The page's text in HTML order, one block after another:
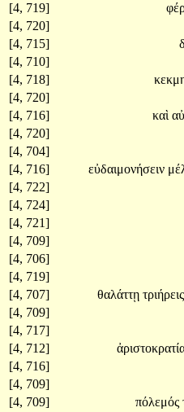
[4, 719]
[4, 720]
[4, 715]
[4, 710]
[4, 718]
[4, 720]
[4, 716]
καὶ
[4, 720]
[4, 704]
[4, 716]
εὐδαιμονήσειν
[4, 722]
[4, 724]
[4, 721]
[4, 709]
[4, 706]
[4, 719]
[4, 707]
θαλάττῃ τριήρεις
[4, 709]
[4, 717]
[4, 712]
[4, 716]
[4, 709]
[4, 709]
πόλεμός